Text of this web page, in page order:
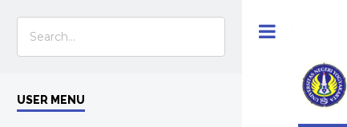
USER MENU